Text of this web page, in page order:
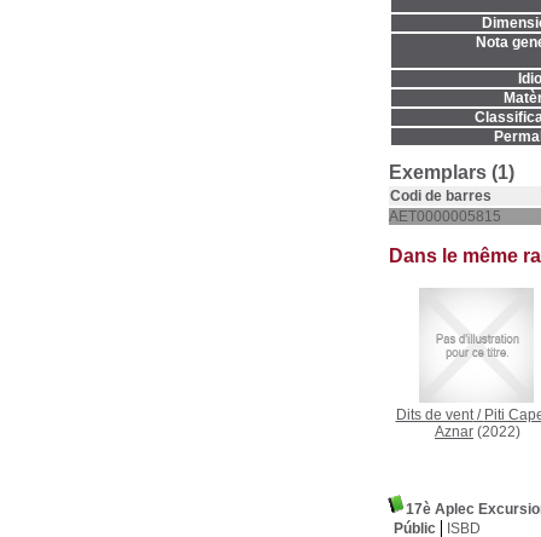
Nota
Exemplars (1)
Codi de barres
AET0000005815
Dans le même
Dits de vent/ Piti
Aznar (2022)
17è Aplec
Públic
ISBD